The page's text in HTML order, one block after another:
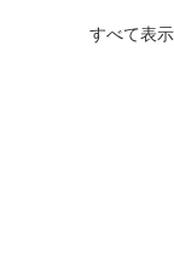
すべて表示